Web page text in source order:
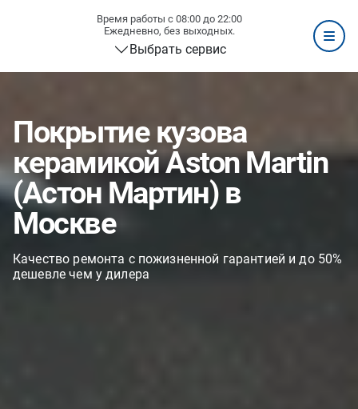
Время работы с 08:00 до 22:00
Ежедневно, без выходных.
Выбрать сервис
Покрытие кузова
керамикой Aston Martin
(Астон Мартин) в
Москве
Качество ремонта с пожизненной гарантией и до 50%
дешевле чем у дилера